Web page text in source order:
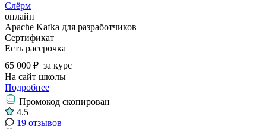
Слёрм
онлайн
Apache Kafka для разработчиков
Сертификат
Есть рассрочка
65 000 ₽ за курс
На сайт школы
Подробнее
Промокод скопирован
4.5
19 отзывов